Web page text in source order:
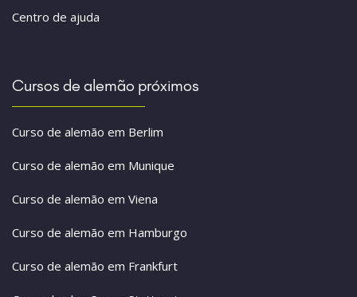
Centro de ajuda
Cursos de alemão próximos
Curso de alemão em Berlim
Curso de alemão em Munique
Curso de alemão em Viena
Curso de alemão em Hamburgo
Curso de alemão em Frankfurt